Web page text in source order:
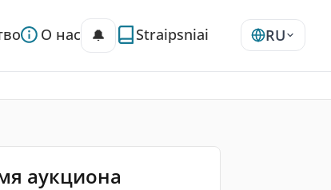
О нас 🔔 Straipsniai RU
аукциона